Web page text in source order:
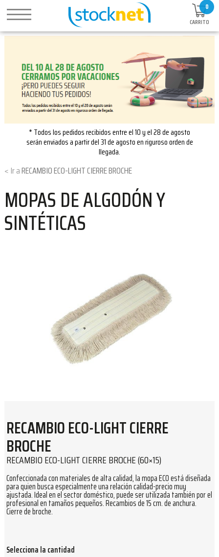
0
CARRITO
* Todos los pedidos recibidos entre el 10 y el 28 de agosto
serán enviados a partir del 31 de agosto en riguroso orden de
llegada.
RECAMBIO ECO-LIGHT CIERRE BROCHE
MOPAS DE ALGODÓN Y
SINTÉTICAS
RECAMBIO ECO-LIGHT CIERRE
BROCHE
RECAMBIO ECO-LIGHT CIERRE BROCHE (60×15)
Confeccionada con materiales de alta calidad, la mopa ECO está diseñada
para quien busca especialmente una relación calidad-precio muy
ajustada. Ideal en el sector doméstico, puede ser utilizada también por el
profesional en tamaños pequeños. Recambios de 15 cm. de anchura.
Cierre de broche.
Selecciona la cantidad